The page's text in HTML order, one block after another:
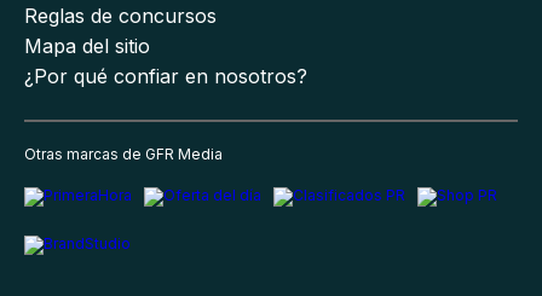
Reglas de concursos
Mapa del sitio
¿Por qué confiar en nosotros?
Otras marcas de GFR Media